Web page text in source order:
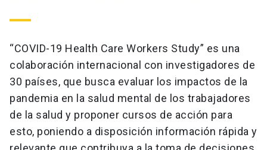
“COVID-19 Health Care Workers Study” es una
colaboración internacional con investigadores de
30 países, que busca evaluar los impactos de la
pandemia en la salud mental de los trabajadores
de la salud y proponer cursos de acción para
esto, poniendo a disposición información rápida y